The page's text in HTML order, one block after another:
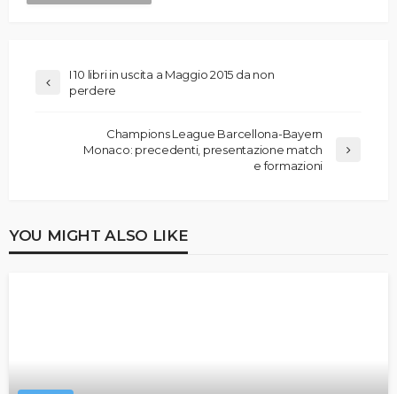
I 10 libri in uscita a Maggio 2015 da non
perdere
Champions League Barcellona-Bayern
Monaco: precedenti, presentazione match
e formazioni
YOU MIGHT ALSO LIKE